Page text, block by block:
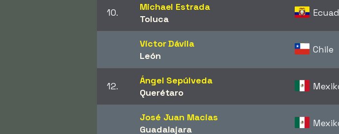
10.
Michael Estrada
Toluca
Víctor Dávila
León
Chile
12.
Ángel Sepúlveda
Querétaro
José Juan Macias
Guadalajara